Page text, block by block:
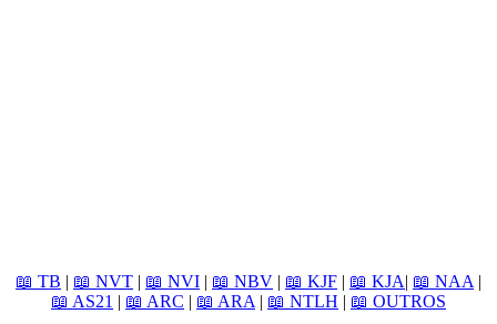
📖 TB | 📖 NVT | 📖 NVI | 📖 NBV | 📖 KJF | 📖 KJA| 📖 NAA |
📖 AS21 | 📖 ARC | 📖 ARA | 📖 NTLH | 📖 OUTROS